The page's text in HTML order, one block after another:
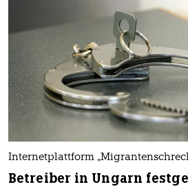
Internetplattform
Betreiber in Ungarn